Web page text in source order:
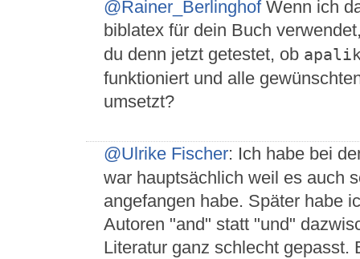
@Rainer_BerlinghofWenn ich
biblatex für dein Buch
du denn jetzt getestet, ob
funktioniert und alle
umsetzt?
@Ulrike Fischer: Ich habe bei
war hauptsächlich weil es auch
angefangen habe. Später habe
Autoren "and" statt "und"
Literatur ganz schlecht gepasst.